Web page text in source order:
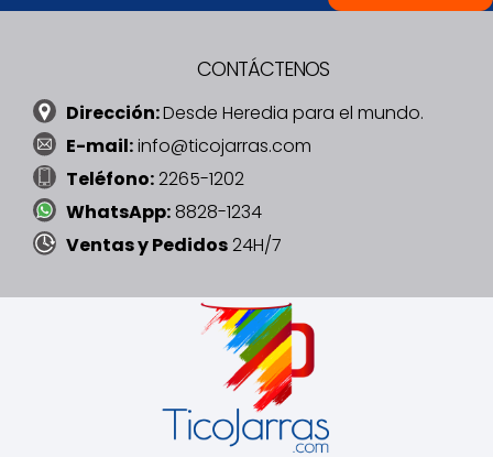
CONTÁCTENOS
Dirección:Desde Heredia para el mundo.
E-mail:info@ticojarras.com
Teléfono:2265-1202
WhatsApp:8828-1234
Ventas y Pedidos24H/7